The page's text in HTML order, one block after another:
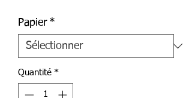
Papier *
Quantité *